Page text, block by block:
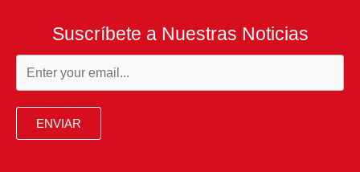
Suscríbete a Nuestras Noticias
ENVIAR